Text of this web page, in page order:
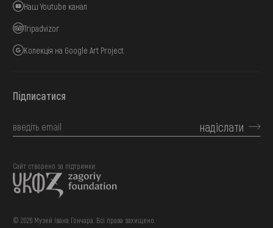
Наш Youtube канал
Tripadvizor
Колекція на Google Art Project
Підписатися
надіслати
© 2026 Музей Івана Гончара. Всі права захищено.
Сайт створено за підтримки: